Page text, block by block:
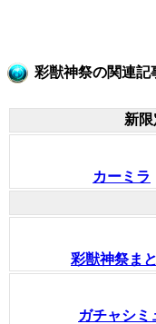
彩獣神祭の関連記
新
カーミラ
彩獣神祭ま
ガチャシミ